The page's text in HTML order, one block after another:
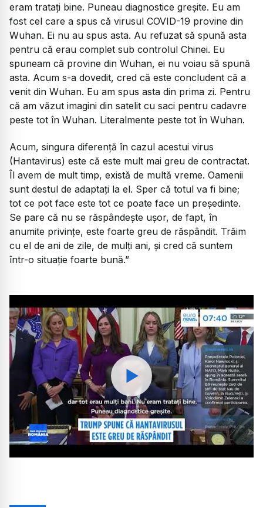
eram tratați bine. Puneau diagnostice greșite. Eu am
fost cel care a spus că virusul COVID-19 provine din
Wuhan. Ei nu au spus asta. Au refuzat să spună asta
pentru că erau complet sub controlul Chinei. Eu
spuneam că provine din Wuhan, ei nu voiau să spună
asta. Acum s-a dovedit, cred că este concludent că a
venit din Wuhan. Eu am spus asta din prima zi. Pentru
că am văzut imagini din satelit cu saci pentru cadavre
peste tot în Wuhan. Literalmente peste tot în Wuhan.
Acum, singura diferență în cazul acestui virus
(Hantavirus) este că este mult mai greu de contractat.
Îl avem de mult timp, există de multă vreme. Oamenii
sunt destul de adaptați la el. Sper că totul va fi bine;
tot ce pot face este tot ce poate face un președinte.
Se pare că nu se răspândește ușor, de fapt, în
anumite privințe, este foarte greu de răspândit. Trăim
cu el de ani de zile, de mulți ani, și cred că suntem
într-o situație foarte bună.”
Watch